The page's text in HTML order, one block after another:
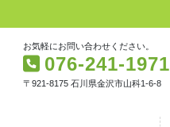
お気軽にお問い合わせください。
076-241-1971
〒921-8175 石川県金沢市山科1-6-8